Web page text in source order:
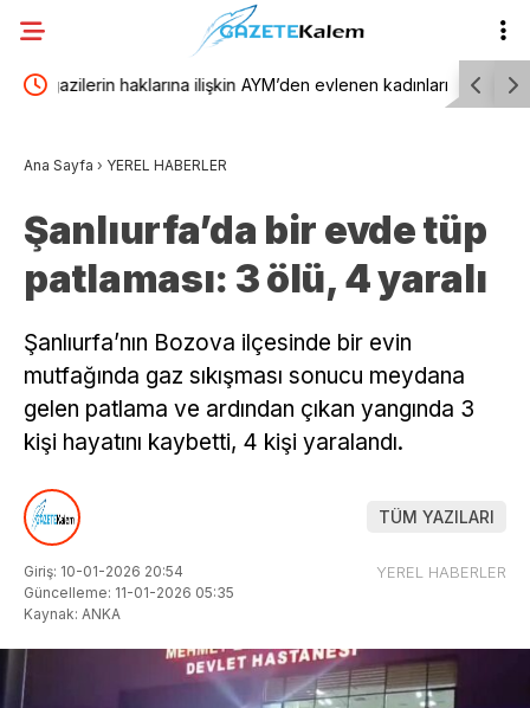
ilişkin AYM’den evlenen kadınların nüfus kaydına ilişkin TBMM
Ana Sayfa › YEREL HABERLER
Şanlıurfa’da bir evde tüp
patlaması: 3 ölü, 4 yaralı
Şanlıurfa’nın Bozova ilçesinde bir evin
mutfağında gaz sıkışması sonucu meydana
gelen patlama ve ardından çıkan yangında 3
kişi hayatını kaybetti, 4 kişi yaralandı.
TÜM YAZILARI
Giriş: 10-01-2026 20:54
Güncelleme: 11-01-2026 05:35
Kaynak: ANKA
YEREL HABERLER